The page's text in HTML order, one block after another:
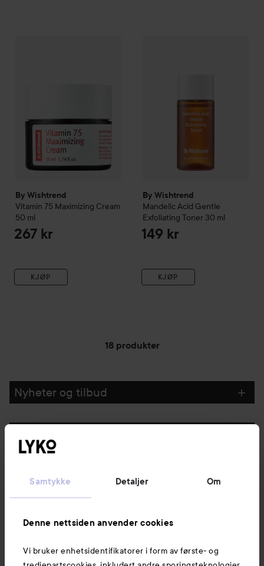
Samtykke Detaljer Om
Denne nettsiden anvender cookies
Vi bruker enhetsidentifikatorer i form av første- og
By Wishtrend
Vitamin 75 Maximizing Cream
50 ml
267 kr
KJØP
By Wishtrend
Mandelic Acid Gentle
Exfoliating Toner 30 ml
149 kr
KJØP
18 produkter
Nyheter og tilbud
Kundeservice
Informasjon
Også av interesse